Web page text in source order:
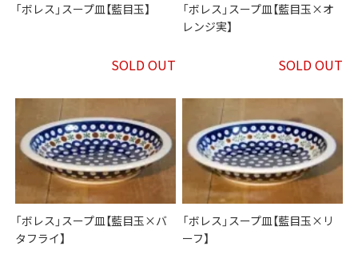
「ボレス」スープ皿【藍目玉】
SOLD OUT
「ボレス」スープ皿【藍目玉×オ
レンジ実】
SOLD OUT
「ボレス」スープ皿【藍目玉×バ
タフライ】
「ボレス」スープ皿【藍目玉×リ
ーフ】